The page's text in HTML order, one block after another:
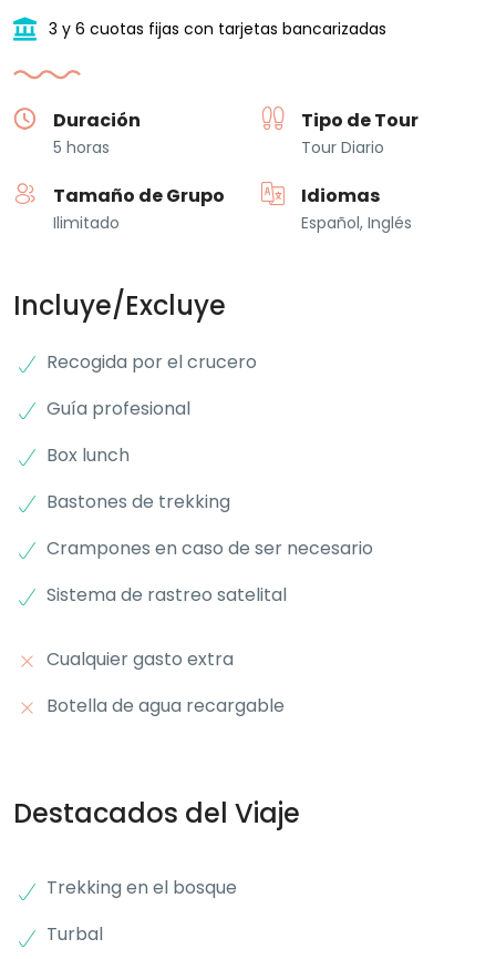
3 y 6 cuotas fijas con tarjetas bancarizadas
Duración
5 horas
Tipo de Tour
Tour Diario
Tamaño de Grupo
Ilimitado
Idiomas
Español, Inglés
Incluye/Excluye
Recogida por el crucero
Guía profesional
Box lunch
Bastones de trekking
Crampones en caso de ser necesario
Sistema de rastreo satelital
Cualquier gasto extra
Botella de agua recargable
Destacados del Viaje
Trekking en el bosque
Turbal